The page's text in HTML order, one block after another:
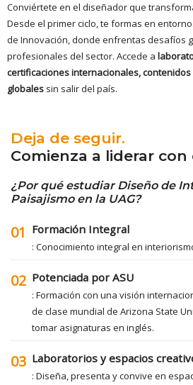
Conviértete en el diseñador que
Desde el primer ciclo, te formas en
de Innovación, donde enfrentas desafíos
profesionales del sector. Accede a
certificaciones internacionales, contenidos
globales sin salir del país.
Deja de seguir.
Comienza a liderar con
¿Por qué estudiar Diseño de
Paisajismo en la UAG?
01 Formación Integral
: Conocimiento integral en
02 Potenciada por ASU
: Formación con una visión
de clase mundial de Arizona State
tomar asignaturas en inglés.
03 Laboratorios y espacios
: Diseña, presenta y convive en